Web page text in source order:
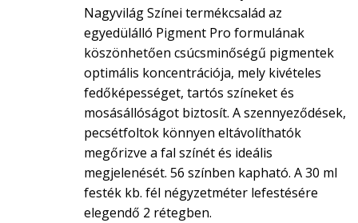
Nagyvilág Színei termékcsalád az
egyedülálló Pigment Pro formulának
köszönhetően csúcsminőségű pigmentek
optimális koncentrációja, mely kivételes
fedőképességet, tartós színeket és
mosásállóságot biztosít. A szennyeződések,
pecsétfoltok könnyen eltávolíthatók
megőrizve a fal színét és ideális
megjelenését. 56 színben kapható. A 30 ml
festék kb. fél négyzetméter lefestésére
elegendő 2 rétegben.